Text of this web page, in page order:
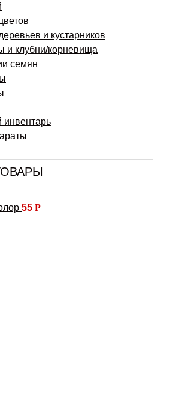
и кустарников
и клубни/корневища
семян
55 Р